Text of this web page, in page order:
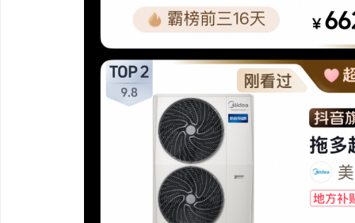
北京考研机构避坑指南